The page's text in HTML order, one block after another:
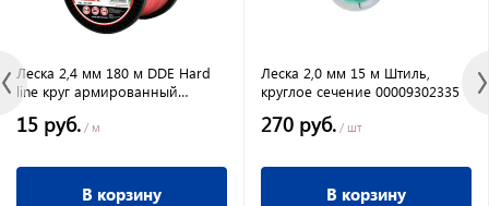
Леска 2,4 мм 180 м DDE Hard
line круг армированный
15 руб. / м
В корзину
Леска 2,0 мм 15 м Штиль,
круглое сечение 00009302335
270 руб. / шт
В корзину